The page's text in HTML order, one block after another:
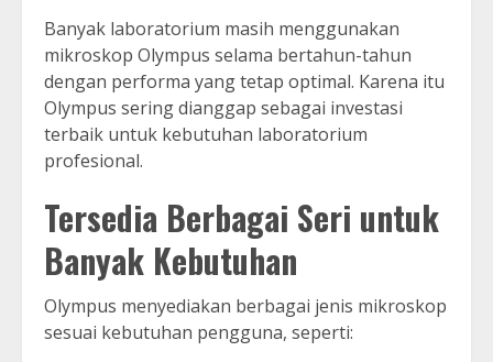
Banyak laboratorium masih menggunakan
mikroskop Olympus selama bertahun-tahun
dengan performa yang tetap optimal. Karena itu
Olympus sering dianggap sebagai investasi
terbaik untuk kebutuhan laboratorium
profesional.
Tersedia Berbagai Seri untuk
Banyak Kebutuhan
Olympus menyediakan berbagai jenis mikroskop
sesuai kebutuhan pengguna, seperti: